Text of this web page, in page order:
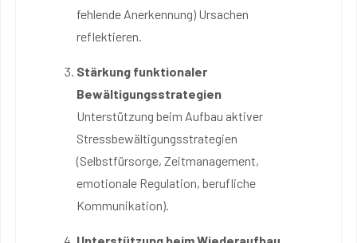
fehlende Anerkennung) Ursachen
reflektieren.
Stärkung funktionaler
Bewältigungsstrategien
Unterstützung beim Aufbau aktiver
Stressbewältigungsstrategien
(Selbstfürsorge, Zeitmanagement,
emotionale Regulation, berufliche
Kommunikation).
Unterstützung beim Wiederaufbau